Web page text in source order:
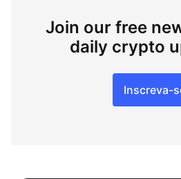
Join our free
daily crypto
Inscreva-